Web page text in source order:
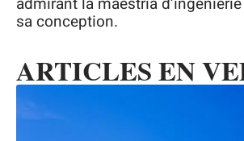
sa conception.
ARTICLES EN